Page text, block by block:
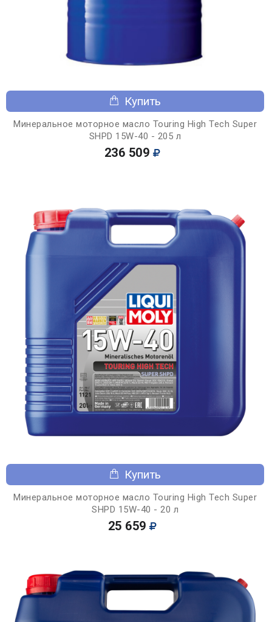
Купить
Минеральное моторное масло Touring High Tech Super
SHPD 15W-40 - 205 л
236 509
Купить
Минеральное моторное масло Touring High Tech Super
SHPD 15W-40 - 20 л
25 659